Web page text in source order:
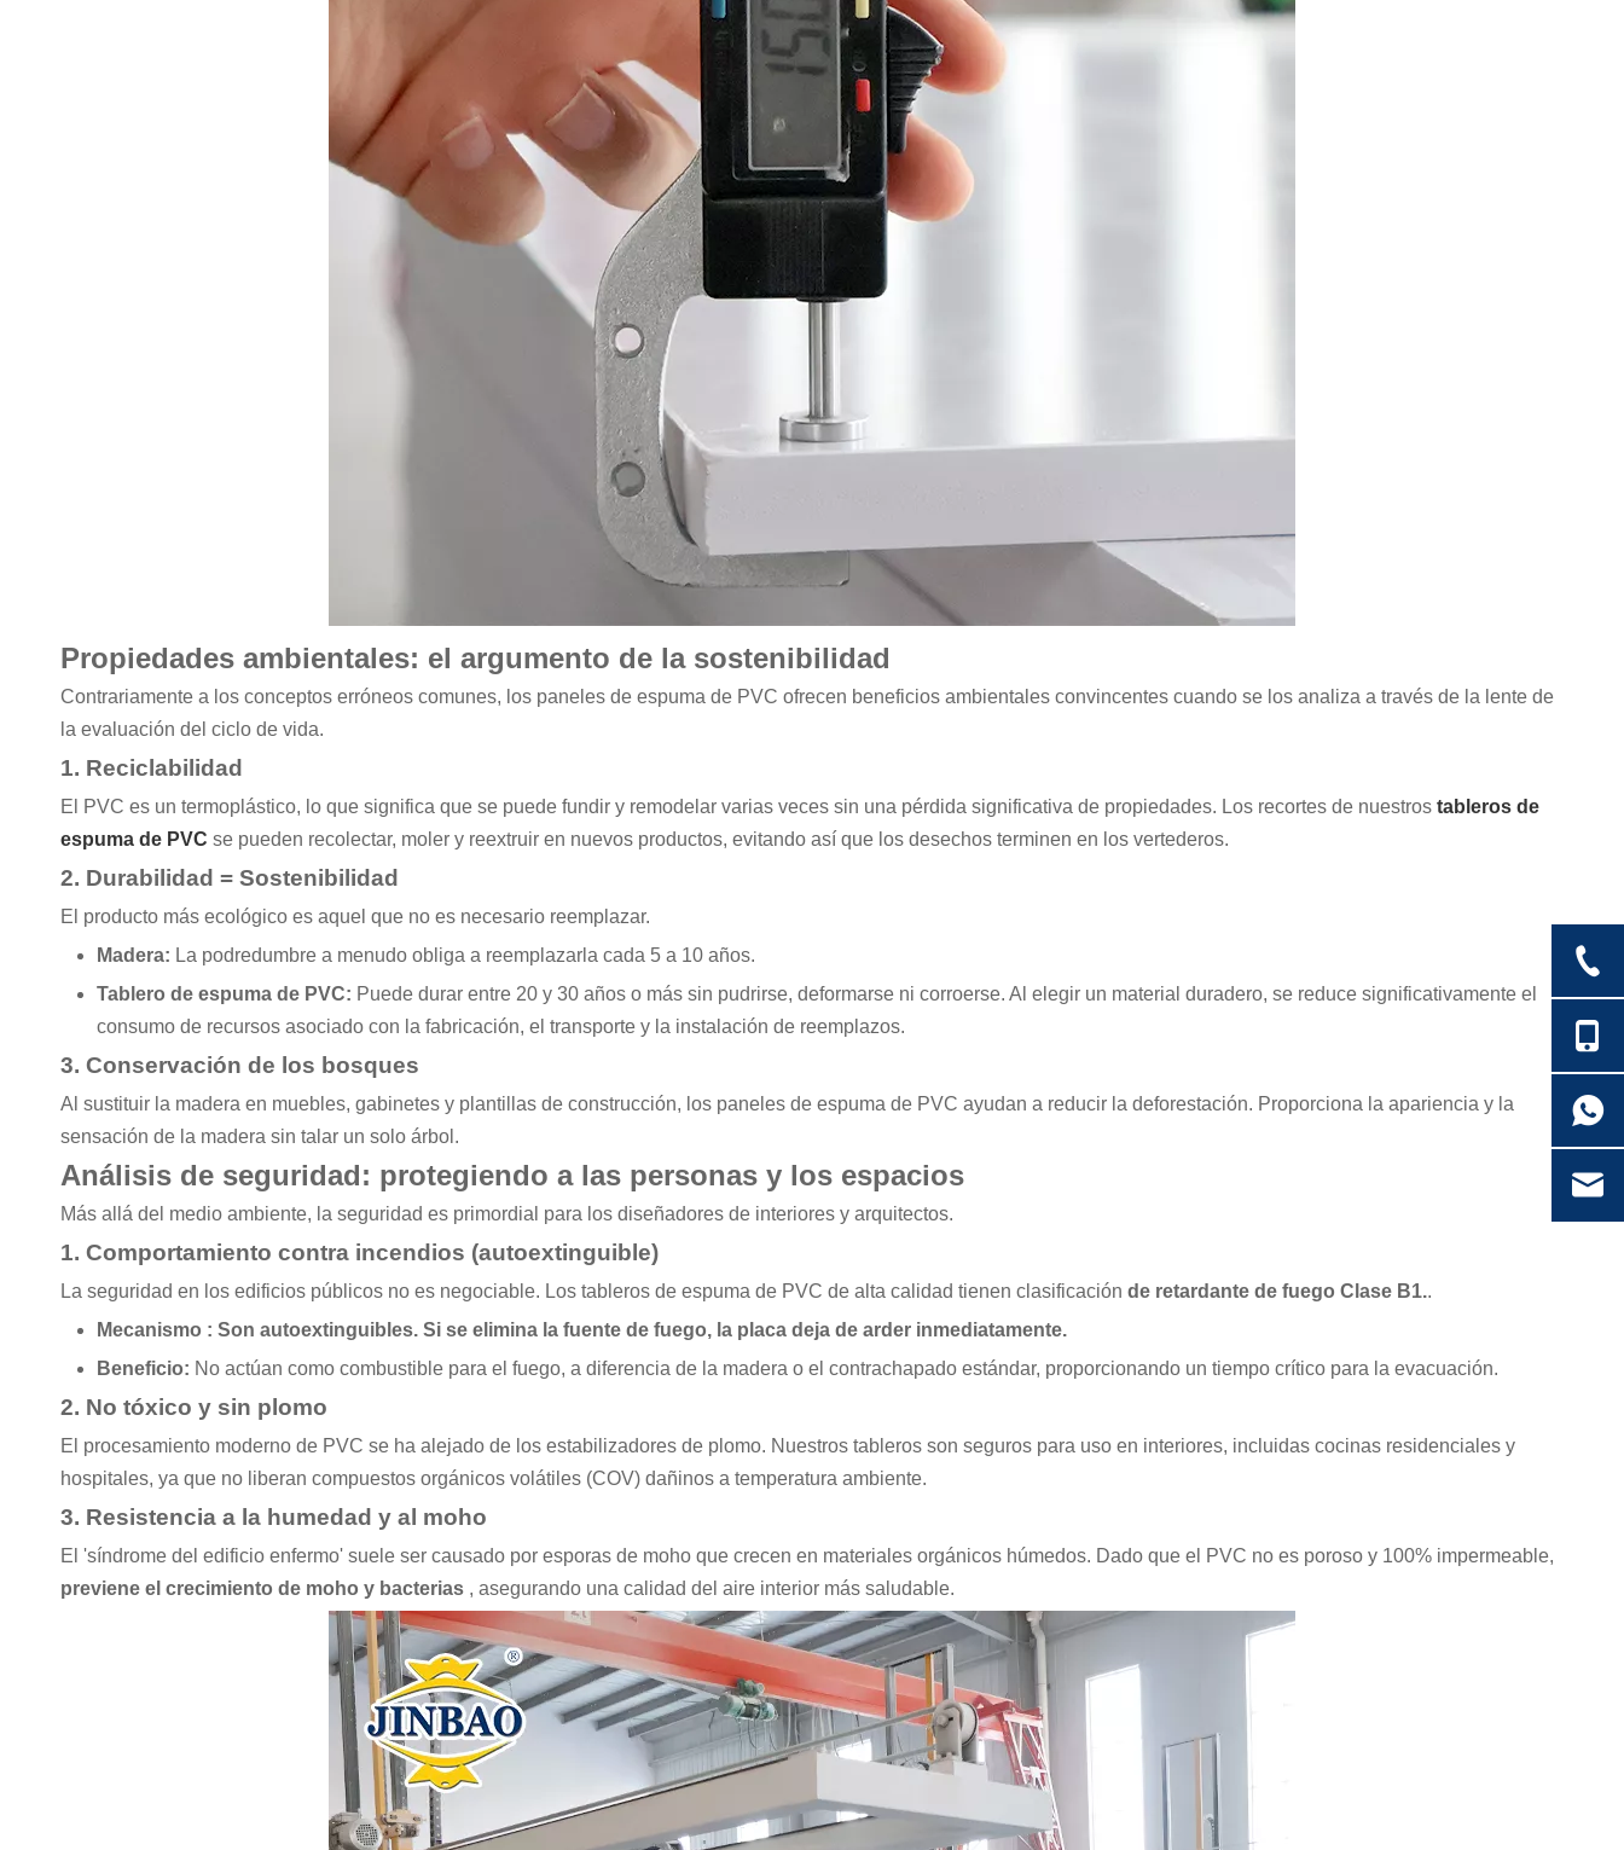
Propiedades ambientales: el argumento de la sostenibilidad
Contrariamente a los conceptos erróneos comunes, los paneles de espuma de PVC ofrecen beneficios ambientales convincentes cuando se los analiza a través de la lente de
la evaluación del ciclo de vida.
1. Reciclabilidad
El PVC es un termoplástico, lo que significa que se puede fundir y remodelar varias veces sin una pérdida significativa de propiedades. Los recortes de nuestros tableros de
espuma de PVC se pueden recolectar, moler y reextruir en nuevos productos, evitando así que los desechos terminen en los vertederos.
2. Durabilidad = Sostenibilidad
El producto más ecológico es aquel que no es necesario reemplazar.
Madera: La podredumbre a menudo obliga a reemplazarla cada 5 a 10 años.
Tablero de espuma de PVC: Puede durar entre 20 y 30 años o más sin pudrirse, deformarse ni corroerse. Al elegir un material duradero, se reduce significativamente el
consumo de recursos asociado con la fabricación, el transporte y la instalación de reemplazos.
3. Conservación de los bosques
Al sustituir la madera en muebles, gabinetes y plantillas de construcción, los paneles de espuma de PVC ayudan a reducir la deforestación. Proporciona la apariencia y la
sensación de la madera sin talar un solo árbol.
Análisis de seguridad: protegiendo a las personas y los espacios
Más allá del medio ambiente, la seguridad es primordial para los diseñadores de interiores y arquitectos.
1. Comportamiento contra incendios (autoextinguible)
La seguridad en los edificios públicos no es negociable. Los tableros de espuma de PVC de alta calidad tienen clasificación de retardante de fuego Clase B1..
Mecanismo : Son autoextinguibles. Si se elimina la fuente de fuego, la placa deja de arder inmediatamente.
Beneficio: No actúan como combustible para el fuego, a diferencia de la madera o el contrachapado estándar, proporcionando un tiempo crítico para la evacuación.
2. No tóxico y sin plomo
El procesamiento moderno de PVC se ha alejado de los estabilizadores de plomo. Nuestros tableros son seguros para uso en interiores, incluidas cocinas residenciales y
hospitales, ya que no liberan compuestos orgánicos volátiles (COV) dañinos a temperatura ambiente.
3. Resistencia a la humedad y al moho
El 'síndrome del edificio enfermo' suele ser causado por esporas de moho que crecen en materiales orgánicos húmedos. Dado que el PVC no es poroso y 100% impermeable,
previene el crecimiento de moho y bacterias , asegurando una calidad del aire interior más saludable.